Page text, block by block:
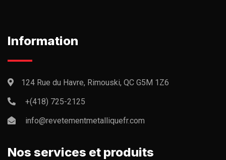
Information
124 Rue du Havre, Rimouski, QC G5M 1Z6
+(418) 725-2125
info@revetementmetalliquefr.com
Nos services et produits